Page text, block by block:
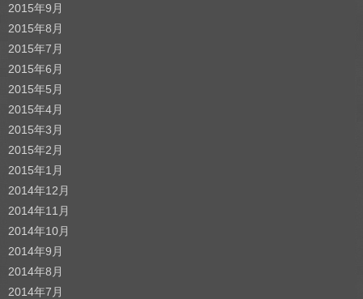
2015年9月
2015年8月
2015年7月
2015年6月
2015年5月
2015年4月
2015年3月
2015年2月
2015年1月
2014年12月
2014年11月
2014年10月
2014年9月
2014年8月
2014年7月